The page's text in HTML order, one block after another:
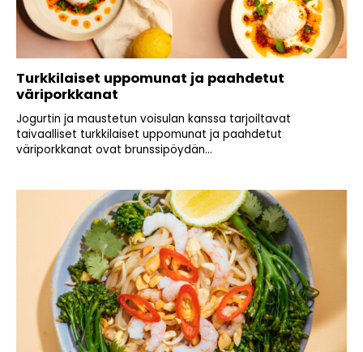
Turkkilaiset uppomunat ja paahdetut
väriporkkanat
Jogurtin ja maustetun voisulan kanssa tarjoiltavat
taivaalliset turkkilaiset uppomunat ja paahdetut
väriporkkanat ovat brunssipöydän...